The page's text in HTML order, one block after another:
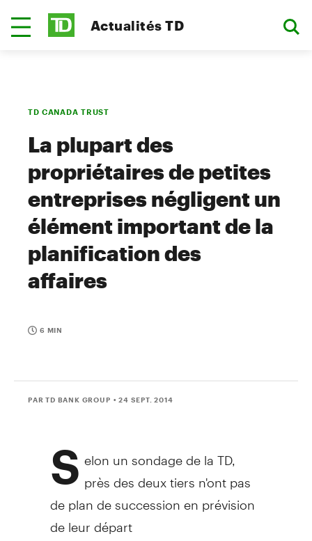
Actualités TD
TD CANADA TRUST
La plupart des
propriétaires de petites
entreprises négligent un
élément important de la
planification des
affaires
6 MIN
PAR TD BANK GROUP • 24 SEPT. 2014
S elon un sondage de la TD,
près des deux tiers n'ont pas
de plan de succession en prévision
de leur départ